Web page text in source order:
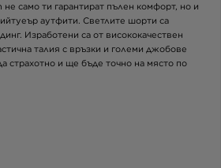
не само ти гарантират пълен комфорт, но и
аутфити. Светлите шорти са
Изработени са от висококачествен
талия с връзки и големи джобове
страхотно и ще бъде точно на място по